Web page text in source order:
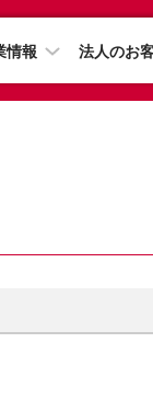
情報 法人のお